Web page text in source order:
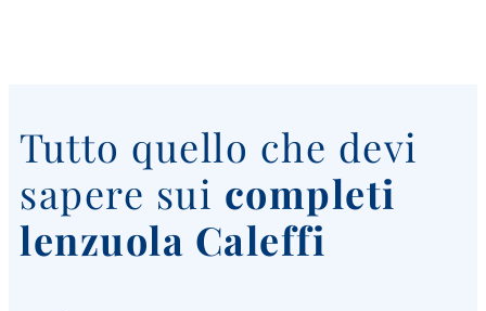
Tutto quello che devi
sapere sui completi
lenzuola Caleffi